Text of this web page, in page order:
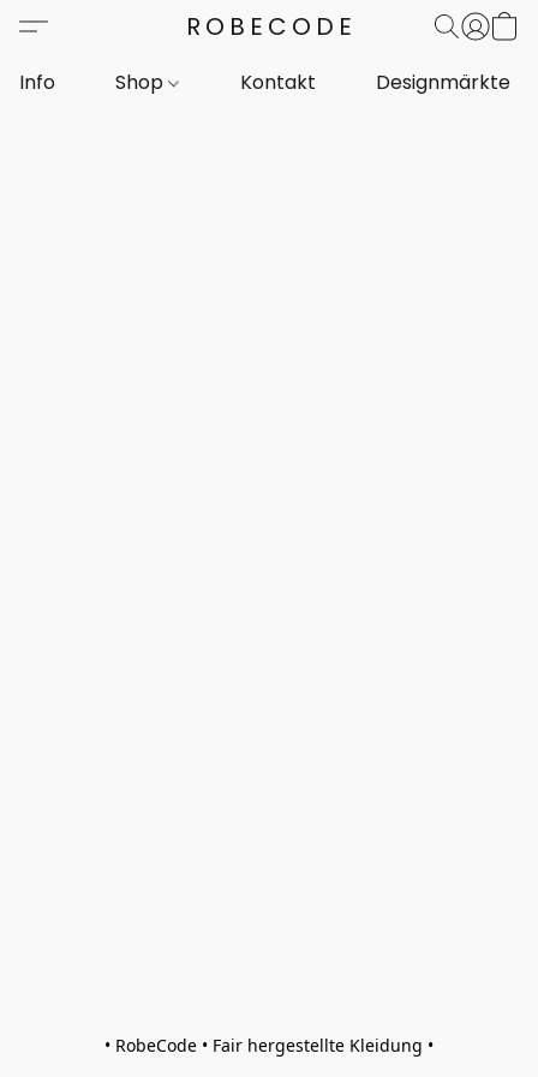
ROBECODE
Info Shop Kontakt Designmärkte
• RobeCode • Fair hergestellte Kleidung •